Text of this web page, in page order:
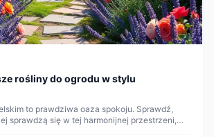
rośliny do ogrodu w stylu
to prawdziwa oaza spokoju. Sprawdź,
sprawdzą się w tej harmonijnej przestrzeni,